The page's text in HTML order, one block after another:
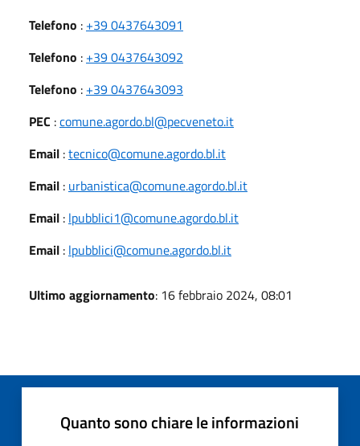
Telefono : +39 0437643091
Telefono : +39 0437643092
Telefono : +39 0437643093
PEC :comune.agordo.bl@pecveneto.it
Email :tecnico@comune.agordo.bl.it
Email : urbanistica@comune.agordo.bl.it
Email : lpubblici1@comune.agordo.bl.it
Email : lpubblici@comune.agordo.bl.it
Ultimo aggiornamento: 16 febbraio 2024, 08:01
Quanto sono chiare le informazioni